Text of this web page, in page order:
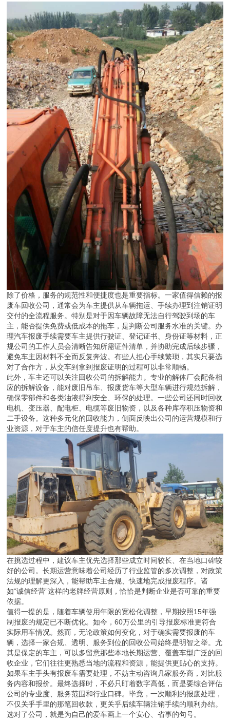
除了价格，服务的规范性和便捷度也是重要指标。一家值得信赖的报
废车回收公司，通常会为车主提供从车辆拖运、手续办理到注销证明
交付的全流程服务。特别是对于因车辆故障无法自行驾驶到场的车
主，能否提供免费或低成本的拖车，是判断公司服务水准的关键。办
理汽车报废手续需要车主提供行驶证、登记证书、身份证等材料，正
规公司的工作人员会清晰告知所需证件清单，并协助完成后续步骤，
避免车主因材料不全而反复奔波。有些人担心手续繁琐，其实只要选
对了合作方，从交车到拿到报废证明的过程可以非常顺畅。
此外，车主还可以关注回收公司的拆解能力。专业的解体厂会配备相
应的拆解设备，能对废旧吊车、报废货车等大型车辆进行规范拆解，
确保零部件和各类油液得到安全、环保的处理。一些公司还同时回收
电机、变压器、配电柜、电缆等废旧物资，以及各种库存积压物资和
二手设备。这种多元化的回收能力，侧面反映出公司的运营规模和行
业资源，对于车主的信任度提升也有帮助。
在挑选过程中，建议车主优先选择那些成立时间较长、在当地口碑较
好的公司。长期运营意味着公司经历了行业监管的多次调整，对政策
法规的理解更深入，能帮助车主合规、快速地完成报废程序。诸
如“诚信经营”这样的老牌经营原则，恰恰是判断企业是否可靠的重要
依据。
值得一提的是，随着车辆使用年限的宽松化调整，早期按照15年强
制报废的规定已不断优化。如今，60万公里的引导报废标准更符合
实际用车情况。然而，无论政策如何变化，对于确实需要报废的车
辆，选择一家合规、透明、服务到位的回收公司始终是明智之举。尤
其是保定的车主，可以多留意那些本地长期运营、覆盖车型广泛的回
收企业，它们往往更熟悉当地的流程和资源，能提供更贴心的支持。
如果车主手头有报废车需要处理，不妨主动咨询几家服务商，对比服
务内容和报价。最终选择时，不必只盯着数字高低，而是要综合评估
公司的专业度、服务范围和行业口碑。毕竟，一次顺利的报废处理，
不仅关乎手里的那笔回收款，更关乎后续车辆注销手续的顺利办结。
选对了公司，就是为自己的爱车画上一个安心、省事的句号。
m.13733366646.b2b168.com
返回目录页
回到顶部
版权所有：保定辉领再生资源回收有限公司
地址：河北省 保定 徐水区 崔庄镇西崔庄村
投诉举报